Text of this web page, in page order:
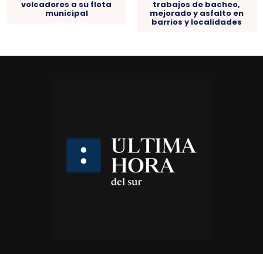
volcadores a su flota
municipal
trabajos de bacheo,
mejorado y asfalto en
barrios y localidades